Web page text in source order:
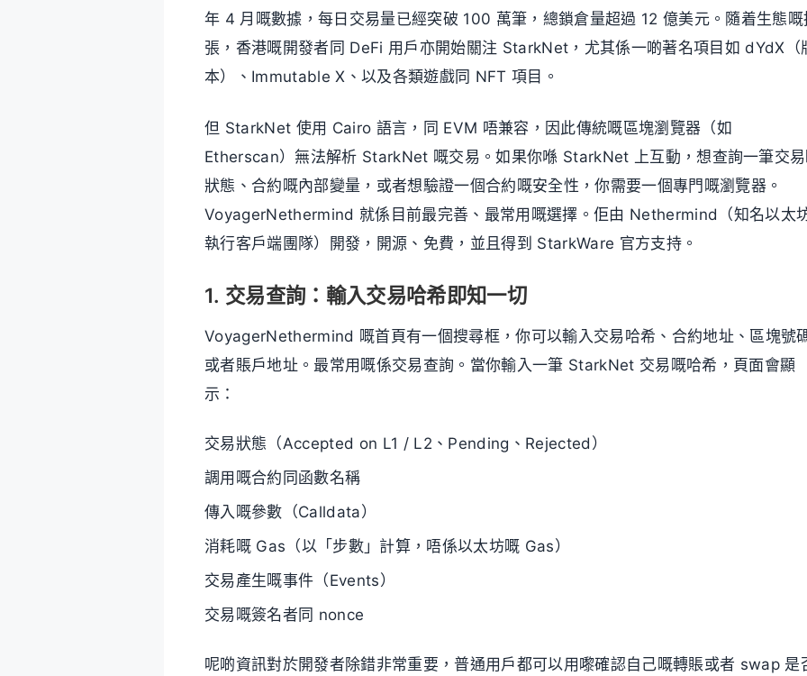
年 4 月嘅數據，每日交易量已經突破 100 萬筆，總鎖倉量超過 12 億美元。隨着生態嘅
張，香港嘅開發者同 DeFi 用戶亦開始關注 StarkNet，尤其係一啲著名項目如 dYdX（
本）、Immutable X、以及各類遊戲同 NFT 項目。
但 StarkNet 使用 Cairo 語言，同 EVM 唔兼容，因此傳統嘅區塊瀏覽器（如
Etherscan）無法解析 StarkNet 嘅交易。如果你喺 StarkNet 上互動，想查詢一筆交
狀態、合約嘅內部變量，或者想驗證一個合約嘅安全性，你需要一個專門嘅瀏覽器。
VoyagerNethermind 就係目前最完善、最常用嘅選擇。佢由 Nethermind（知名以太
執行客戶端團隊）開發，開源、免費，並且得到 StarkWare 官方支持。
1. 交易查詢：輸入交易哈希即知一切
VoyagerNethermind 嘅首頁有一個搜尋框，你可以輸入交易哈希、合約地址、區塊號
或者賬戶地址。最常用嘅係交易查詢。當你輸入一筆 StarkNet 交易嘅哈希，頁面會顯
示：
交易狀態（Accepted on L1 / L2、Pending、Rejected）
調用嘅合約同函數名稱
傳入嘅參數（Calldata）
消耗嘅 Gas（以「步數」計算，唔係以太坊嘅 Gas）
交易產生嘅事件（Events）
交易嘅簽名者同 nonce
呢啲資訊對於開發者除錯非常重要，普通用戶都可以用嚟確認自己嘅轉賬或者 swap 是